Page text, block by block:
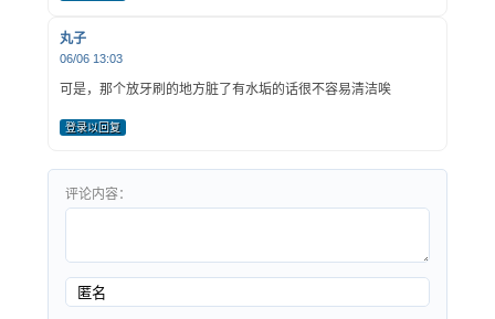
丸子
06/06 13:03
可是，那个放牙刷的地方脏了有水垢的话很不容易清洁唉
登录以回复
评论内容：